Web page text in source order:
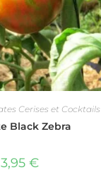
Cerises et Cocktails
Black Zebra
3,95€